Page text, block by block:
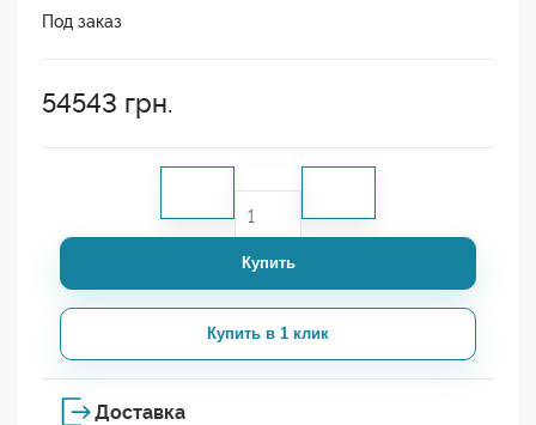
Под заказ
54543 грн.
Купить
Купить в 1 клик
Доставка